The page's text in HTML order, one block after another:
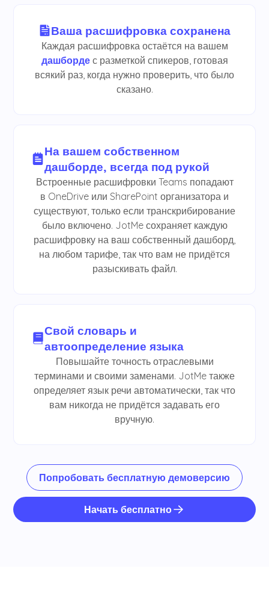
Ваша расшифровка сохранена
Каждая расшифровка остаётся на вашем
дашбордес разметкой спикеров, готовая
всякий раз, когда нужно проверить, что было
сказано.
На вашем собственном
дашборде, всегда под рукой
Встроенные расшифровки Teams попадают
в OneDrive или SharePoint организатора и
существуют, только если транскрибирование
было включено. JotMe сохраняет каждую
расшифровку на ваш собственный дашборд,
на любом тарифе, так что вам не придётся
разыскивать файл.
Свой словарь и
автоопределение языка
Повышайте точность отраслевыми
терминами и своими заменами. JotMe также
определяет язык речи автоматически, так что
вам никогда не придётся задавать его
вручную.
Попробовать бесплатную демоверсию
Начать бесплатно